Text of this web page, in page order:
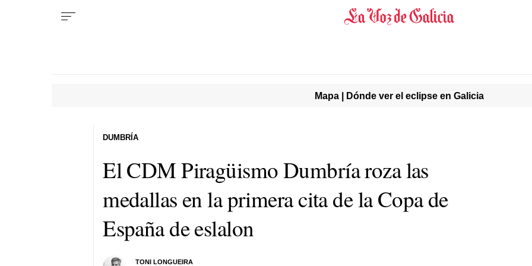
Mapa | Dónde ver el eclipse en Galicia
El CDM Piragüismo Dumbría roza las
medallas en la primera cita de la Copa de
España de eslalon
TONI LONGUEIRA
DUMBRÍA